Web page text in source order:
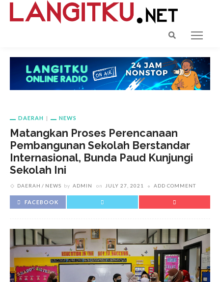
DAERAH NEWS
Matangkan Proses Perencanaan
Pembangunan Sekolah Berstandar
Internasional, Bunda Paud Kunjungi
Sekolah Ini
DAERAH NEWS by ADMIN on JULY 27, 2021 ADD COMMENT
FACEBOOK